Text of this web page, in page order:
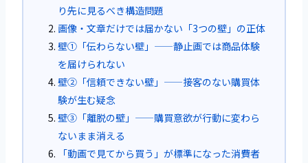
り先に見るべき構造問題
画像・文章だけでは届かない「3つの壁」の正体
壁①「伝わらない壁」——静止画では商品体験
を届けられない
壁②「信頼できない壁」——接客のない購買体
験が生む疑念
壁③「離脱の壁」——購買意欲が行動に変わら
ないまま消える
「動画で見てから買う」が標準になった消費者